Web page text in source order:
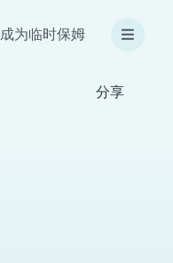
成为临时保姆
分享